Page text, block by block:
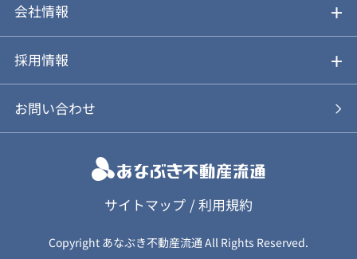
動画やパンフレットで見る
お気に入り
不動産Q&A
アルファジャーナル
会社情報
会社概要
スタッフ紹介
個人情報保護方針
カスタマーハラスメント基本方針
保険募集（勧誘）方針
採用情報
新卒採用について
キャリア採用について
応募に関する個人情報取扱について
お問い合わせ
サイトマップ /利用規約
Copyright あなぶき不動産流通 All Rights Reserved.